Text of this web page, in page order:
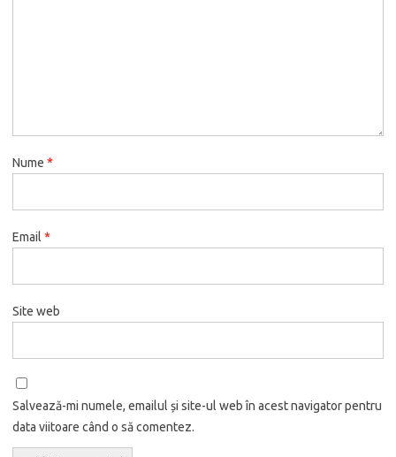
Nume *
Email *
Site web
Salvează-mi numele, emailul și site-ul web în acest navigator pentru
data viitoare când o să comentez.